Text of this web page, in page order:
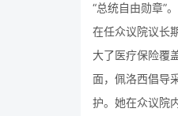
“总统自由勋章”。
在任众议院议长
大了医疗保险覆
面，佩洛西倡导
护。她在众议院